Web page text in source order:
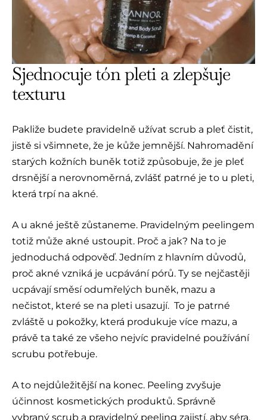
Sjednocuje tón pleti a zlepšuje
texturu
Pakliže budete pravidelně užívat scrub a pleť čistit,
jistě si všimnete, že je kůže jemnější. Nahromadění
starých kožních buněk totiž způsobuje, že je pleť
drsnější a nerovnoměrná, zvlášť patrné je to u pleti,
která trpí na akné.
A u akné ještě zůstaneme. Pravidelným peelingem
totiž může akné ustoupit. Proč a jak? Na to je
jednoduchá odpověď. Jedním z hlavním důvodů,
proč akné vzniká je ucpávání pórů. Ty se nejčastěji
ucpávají směsí odumřelých buněk, mazu a
nečistot, které se na pleti usazují. To je patrné
zvláště u pokožky, která produkuje více mazu, a
právě ta také ze všeho nejvíc pravidelné používání
scrubu potřebuje.
A to nejdůležitější na konec. Peeling zvyšuje
účinnost kosmetických produktů. Správně
vybraný scrub a pravidelný peeling zajistí, aby séra,